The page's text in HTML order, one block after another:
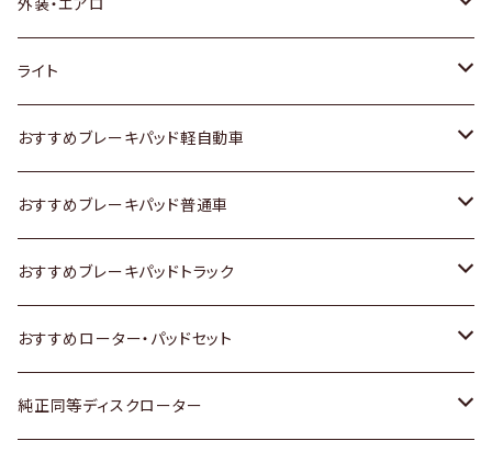
ホンダ
スズキ
日産
いすゞ
ダイハツ
マツダ
外装・エアロ
トヨタ
ホンダ
スズキ
日産
いすゞ
ダイハツ
ライト
トヨタ
スズキ
日産
いすゞ
ダイハツ
おすすめブレーキパッド軽自動車
トヨタ
ホンダ
スズキ
日産
おすすめブレーキパッド普通車
トヨタ
ホンダ
スズキ
おすすめブレーキパッドトラック
トヨタ
日産
おすすめローター・パッドセット
トヨタ
純正同等ディスクローター